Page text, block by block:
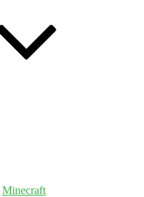
Minecraft